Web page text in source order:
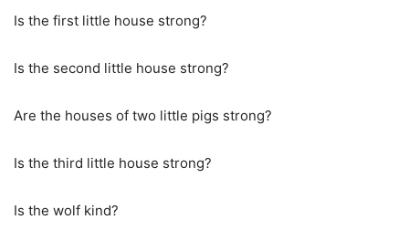
Is the first little house strong?
Is the second little house strong?
Are the houses of two little pigs strong?
Is the third little house strong?
Is the wolf kind?